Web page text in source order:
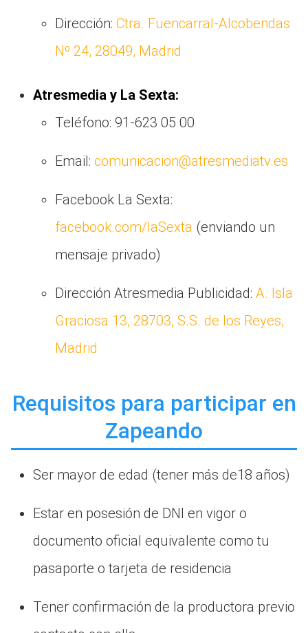
Dirección: Ctra. Fuencarral-Alcobendas
Nº 24, 28049, Madrid
Atresmedia y La Sexta:
Teléfono: 91-623 05 00
Email: comunicacion@atresmediatv.es
Facebook La Sexta:
facebook.com/laSexta (enviando un
mensaje privado)
Dirección Atresmedia Publicidad: A. Isla
Graciosa 13, 28703, S.S. de los Reyes,
Madrid
Requisitos para participar en
Zapeando
Ser mayor de edad (tener más de18 años)
Estar en posesión de DNI en vigor o
documento oficial equivalente como tu
pasaporte o tarjeta de residencia
Tener confirmación de la productora previo